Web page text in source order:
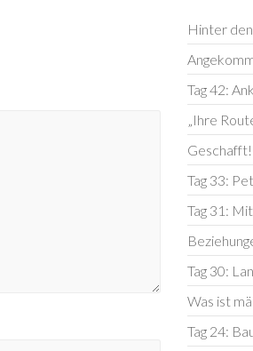
Hinter
Tag 42:
„Ihre
Tag 33:
Tag 31:
Tag 30:
Was ist
Tag 24: